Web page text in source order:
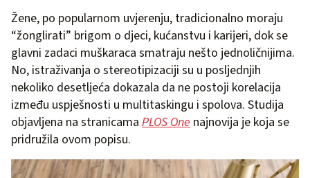
Žene, po popularnom uvjerenju, tradicionalno moraju
“žonglirati” brigom o djeci, kućanstvu i karijeri, dok se
glavni zadaci muškaraca smatraju nešto jednoličnijima.
No, istraživanja o stereotipizaciji su u posljednjih
nekoliko desetljeća dokazala da ne postoji korelacija
između uspješnosti u multitaskingu i spolova. Studija
objavljena na stranicama PLOS One najnovija je koja se
pridružila ovom popisu.